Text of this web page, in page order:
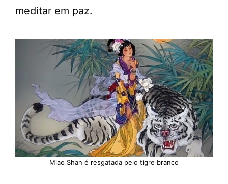
meditar em paz.
Miao Shan é resgatada pelo tigre branco